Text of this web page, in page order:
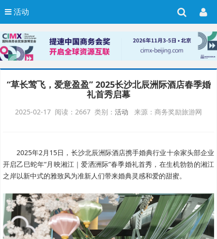
活动
“草长莺飞，爱意盈盈” 2025长沙北辰洲际酒店春季婚
礼首秀启幕
2025-02-17 阅读：2667 类别： 活动 来源：商务奖励旅游网
2025年2月15日，长沙北辰洲际酒店携手婚典行业十余家头部企业
开启乙巳蛇年“月映湘江｜爱洒洲际”春季婚礼首秀，在生机勃勃的湘江
之岸以新中式的雅致风为准新人们带来婚典灵感和爱的甜蜜。